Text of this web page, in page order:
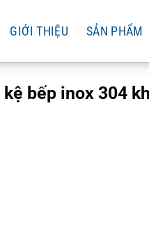
GIỚI THIỆU SẢN PHẨM
kệ bếp inox 304